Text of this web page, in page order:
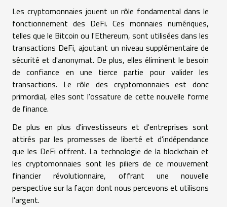
Les cryptomonnaies jouent un rôle fondamental dans le
fonctionnement des DeFi. Ces monnaies numériques,
telles que le Bitcoin ou l'Ethereum, sont utilisées dans les
transactions DeFi, ajoutant un niveau supplémentaire de
sécurité et d'anonymat. De plus, elles éliminent le besoin
de confiance en une tierce partie pour valider les
transactions. Le rôle des cryptomonnaies est donc
primordial, elles sont l'ossature de cette nouvelle forme
de finance.
De plus en plus d'investisseurs et d'entreprises sont
attirés par les promesses de liberté et d'indépendance
que les DeFi offrent. La technologie de la blockchain et
les cryptomonnaies sont les piliers de ce mouvement
financier révolutionnaire, offrant une nouvelle
perspective sur la façon dont nous percevons et utilisons
l'argent.